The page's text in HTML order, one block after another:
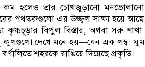
কম হলেও তার চোখজুড়ানো
পথতরুগুলো এর উজ্জ্বল সাক্ষ্য হয়ে
বিপুল বিস্তার, অথবা সরু শাখা
ফুলগুলো দেখে মনে হয়—যেন এক লম্বা ঘুম
শহরকে রাঙিয়ে দিয়েছে প্রকৃতি।